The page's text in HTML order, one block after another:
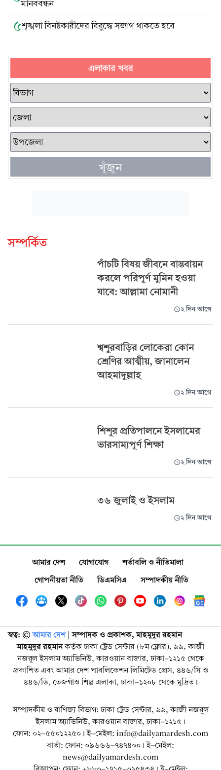
মানববন্ধন
৫শৃঙ্খলা বিনষ্টকারীদের বিরুদ্ধে সজাগ থাকতে হবে
এলাকার খবর
খুঁজুন
সম্পর্কিত
পাঁচটি বিষয় জীবনে বাস্তবায়ন
করলে পরিপূর্ণ মুমিন হওয়া
যাবে: আল্লামা নোমানী
২ দিন আগে
শ্বশুরবাড়ির লোকেরা কোন
শ্রেণির আত্মীয়, জানালেন
আহমাদুল্লাহ
২ দিন আগে
শিশুর প্রতিপালনে ইসলামের
ভারসাম্যপূর্ণ শিক্ষা
২ দিন আগে
৩৬ জুলাই ও ইসলাম
২ দিন আগে
আমার দেশ যোগাযোগ
শর্তাবলি ও নীতিমালা
গোপনীয়তা নীতি
ডিএমসিএ সম্পাদকীয় নীতি
স্বত্ব: ©️ আমার দেশ| সম্পাদক ও প্রকাশক, মাহমুদুর রহমান
মাহমুদুর রহমানকর্তৃক ঢাকা ট্রেড সেন্টার (৮ম ফ্লোর), ৯৯, কাজী
নজরুল ইসলাম অ্যাভিনিউ, কারওয়ান বাজার, ঢাকা-১২১৫ থেকে
প্রকাশিত এবং আমার দেশ পাবলিকেশন লিমিটেড প্রেস, ৪৪৬/সি ও
৪৪৬/ডি, তেজগাঁও শিল্প এলাকা, ঢাকা-১২০৮ থেকে মুদ্রিত।
সম্পাদকীয় ও বাণিজ্য বিভাগ: ঢাকা ট্রেড সেন্টার, ৯৯, কাজী নজরুল
ইসলাম অ্যাভিনিউ, কারওয়ান বাজার, ঢাকা-১২১৫।
ফোন: ০২-৫৫০১২২৫০। ই-মেইল: info@dailyamardesh.com
বার্তা: ফোন: ০৯৬৬৬-৭৪৭৪০০। ই-মেইল:
news@dailyamardesh.com